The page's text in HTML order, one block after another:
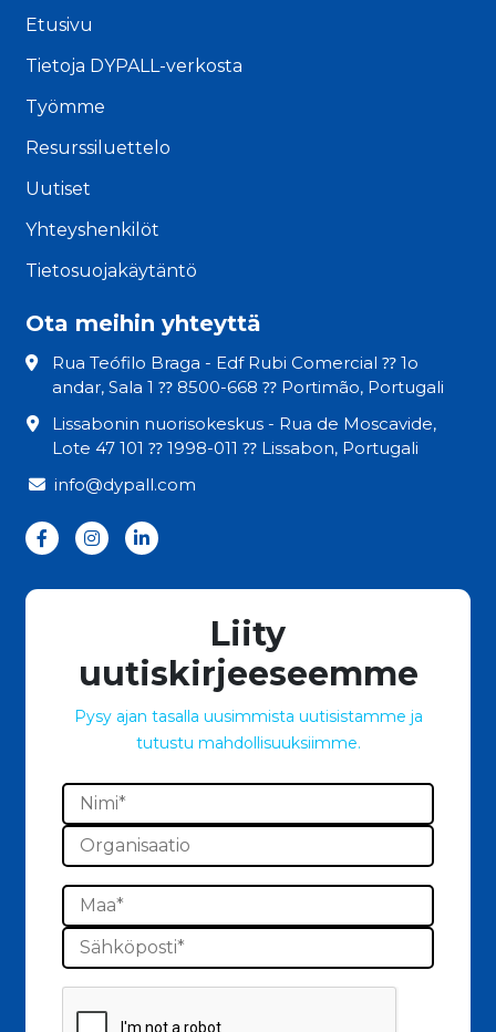
Etusivu
Tietoja DYPALL-verkosta
Työmme
Resurssiluettelo
Uutiset
Yhteyshenkilöt
Tietosuojakäytäntö
Ota meihin yhteyttä
Rua Teófilo Braga - Edf Rubi Comercial ⁇ 1o
andar, Sala 1 ⁇ 8500-668 ⁇ Portimão, Portugali
Lissabonin nuorisokeskus - Rua de Moscavide,
Lote 47 101 ⁇ 1998-011 ⁇ Lissabon, Portugali
info@dypall.com
Liity
uutiskirjeeseemme
Pysy ajan tasalla uusimmista uutisistamme ja
tutustu mahdollisuuksiimme.